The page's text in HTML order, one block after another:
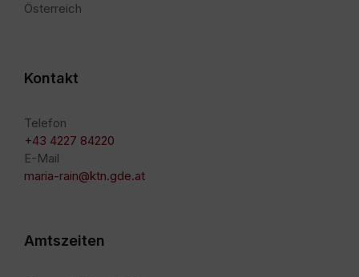
Österreich
Kontakt
Telefon
+43 4227 84220
E-Mail
maria-rain@ktn.gde.at
Amtszeiten